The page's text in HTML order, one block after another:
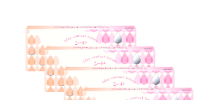
1MONTH / 1ヶ月 使い捨て
乱視用コンタクトレンズ
遠近両用コンタクトレンズ
クーパービジョン ボシュロム
検 索
INFORMATION
MYコンタクト（らくらく再購入）